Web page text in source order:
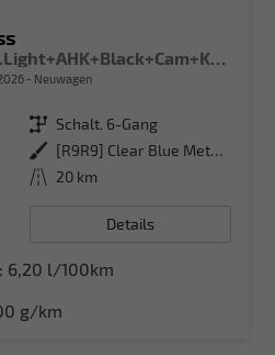
R-Line 115PS Navi+IQ.Light+AHK+Black+Cam+Keyless+GV5+Side+Climatronic
Neuwagen
Getriebe Schalt. 6-Gang
Außenfarbe
[R9R9] Clear Blue Metallic
Kilometerstand 20 km
Details
6,20 l/100km
g/km